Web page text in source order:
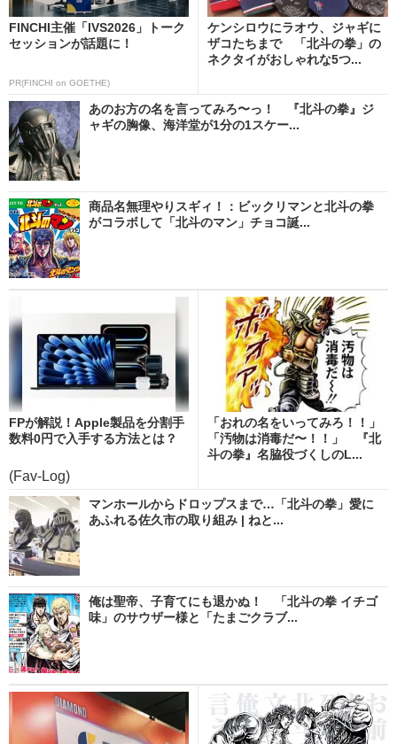
FINCHI主催「IVS2026」トーク
セッションが話題に！
PR(FINCHI on GOETHE)
ケンシロウにラオウ、ジャギに
ザコたちまで 「北斗の拳」の
ネクタイがおしゃれな5つ...
あのお方の名を言ってみろ〜っ！ 『北斗の拳』ジ
ャギの胸像、海洋堂が1分の1スケー...
商品名無理やりスギィ！：ビックリマンと北斗の拳
がコラボして「北斗のマン」チョコ誕...
FPが解説！Apple製品を分割手
数料0円で入手する方法とは？
(Fav-Log)
「おれの名をいってみろ！！」
「汚物は消毒だ〜！！」 『北
斗の拳』名脇役づくしのL...
マンホールからドロップスまで…「北斗の拳」愛に
あふれる佐久市の取り組み | ねと...
俺は聖帝、子育てにも退かぬ！ 「北斗の拳 イチゴ
味」のサウザー様と「たまごクラブ...